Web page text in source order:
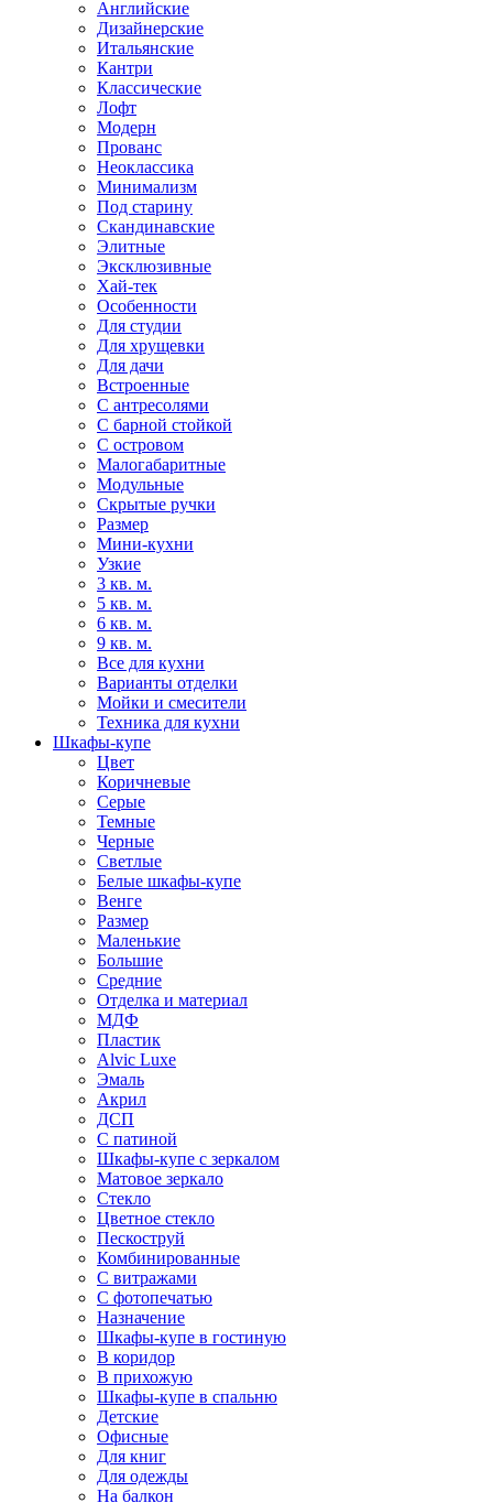
Английские
Дизайнерские
Итальянские
Кантри
Классические
Лофт
Модерн
Прованс
Неоклассика
Минимализм
Под старину
Скандинавские
Элитные
Эксклюзивные
Хай-тек
Особенности
Для студии
Для хрущевки
Для дачи
Встроенные
С антресолями
С барной стойкой
С островом
Малогабаритные
Модульные
Скрытые ручки
Размер
Мини-кухни
Узкие
3 кв. м.
5 кв. м.
6 кв. м.
9 кв. м.
Все для кухни
Варианты отделки
Мойки и смесители
Техника для кухни
Шкафы-купе
Цвет
Коричневые
Серые
Темные
Черные
Светлые
Белые шкафы-купе
Венге
Размер
Маленькие
Большие
Средние
Отделка и материал
МДФ
Пластик
Alvic Luxe
Эмаль
Акрил
ДСП
С патиной
Шкафы-купе с зеркалом
Матовое зеркало
Стекло
Цветное стекло
Пескоструй
Комбинированные
С витражами
С фотопечатью
Назначение
Шкафы-купе в гостиную
В коридор
В прихожую
Шкафы-купе в спальню
Детские
Офисные
Для книг
Для одежды
На балкон